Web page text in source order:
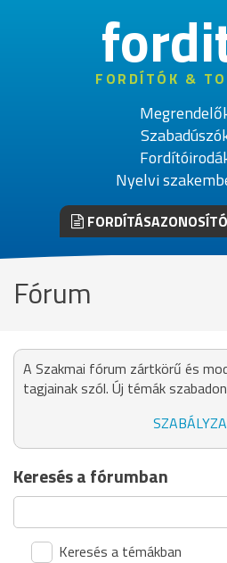
FORDÍTÓK &
Nyelvi
FORDÍTÁSAZONOSÍTÓ
Fórum
A Szakmai fórum zártkörű és
tagjainak szól. Új témák
Keresés a fórumban
Keresés a témákban